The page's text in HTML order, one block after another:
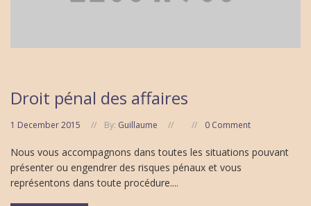
Droit pénal des affaires
1 December 2015 By: Guillaume 0 Comment
Nous vous accompagnons dans toutes les situations pouvant
présenter ou engendrer des risques pénaux et vous
représentons dans toute procédure....